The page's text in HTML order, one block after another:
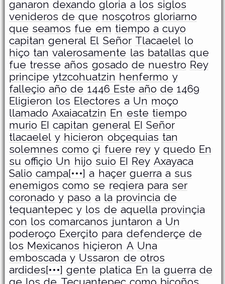
ganaron dexando gloria a los siglos
venideros de que nosçotros gloriarno
que seamos fue em tiempo a cuyo
capitan general El Señor Tlacaelel lo
hiço tan valerosamente las batallas que
fue tresse años gosado de nuestro Rey
principe ytzcohuatzin henfermo y
falleçio año de 1446 Este año de 1469
Eligieron los Electores a Un moço
llamado Axaiacatzin En este tiempo
murio EI capitan general EI Señor
tlacaelel y hicieron obçequias tan
solemnes como çi fuere rey y quedo En
su offiçio Un hijo suio EI Rey Axayaca
Salio campa[•••] a haçer guerra a sus
enemigos como se reqiera para ser
coronado y paso a la provincia de
tequantepec y los de aquella provinçia
con los comarcanos juntaron a Un
poderoço Exerçito para defenderçe de
los Mexicanos hiçieron A Una
emboscada y Ussaron de otros
ardides[•••] gente platica En la guerra de